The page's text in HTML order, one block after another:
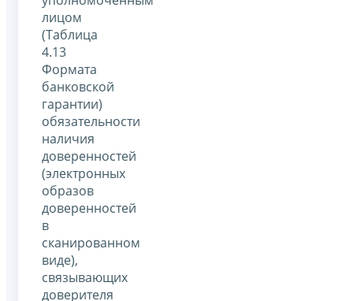
лицом
(Таблица
4.13
Формата
банковской
гарантии)
обязательности
наличия
доверенностей
(электронных
образов
доверенностей
в
сканированном
виде),
связывающих
доверителя